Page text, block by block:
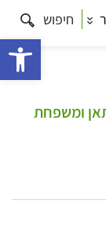
חיפוש
ומשפחת